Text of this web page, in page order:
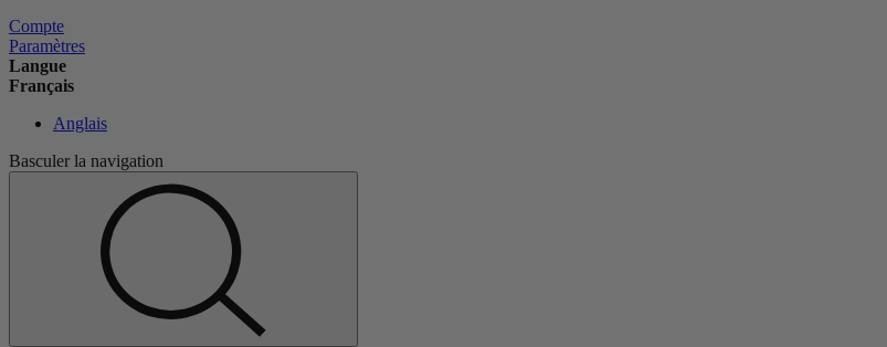
Compte
Paramètres
Langue
Français
Anglais
Basculer la navigation